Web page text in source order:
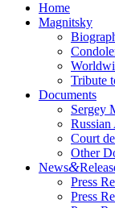
Home
Magnitsky
Tribute
Documents
Sergey
Court
Other
News&
Press
Press